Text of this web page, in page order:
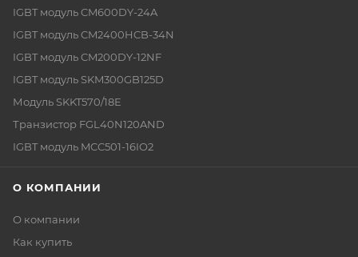
IGBT модуль CM600DY-24A
IGBT модуль CM2400HCB-34N
IGBT модуль CM200DY-12NF
IGBT модуль SKM300GB125D
Модуль SKKT570/18E
Транзистор FGL40N120AND
IGBT модуль MCC501-16IO2
О КОМПАНИИ
О компании
Как купить